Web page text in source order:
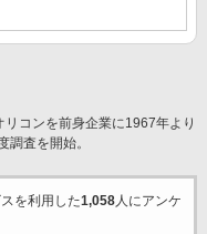
コンを前身企業に1967年より
調査を開始。
を利用した1,058人にアンケ